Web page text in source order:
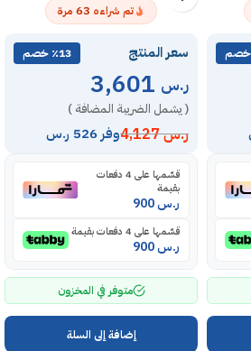
تم شراءه 63 مرة
سعر المنتج ٪13 خصم
ر.س
( يشمل الضريبة المضافة )
ر.س4,127 وفر 526 ر.س
قسّمها على 4 دفعات
بقيمة
ر.س
قسّمها على 4 دفعات بقيمة
ر.س
متوفر في المخزون
إضافة إلى السلة